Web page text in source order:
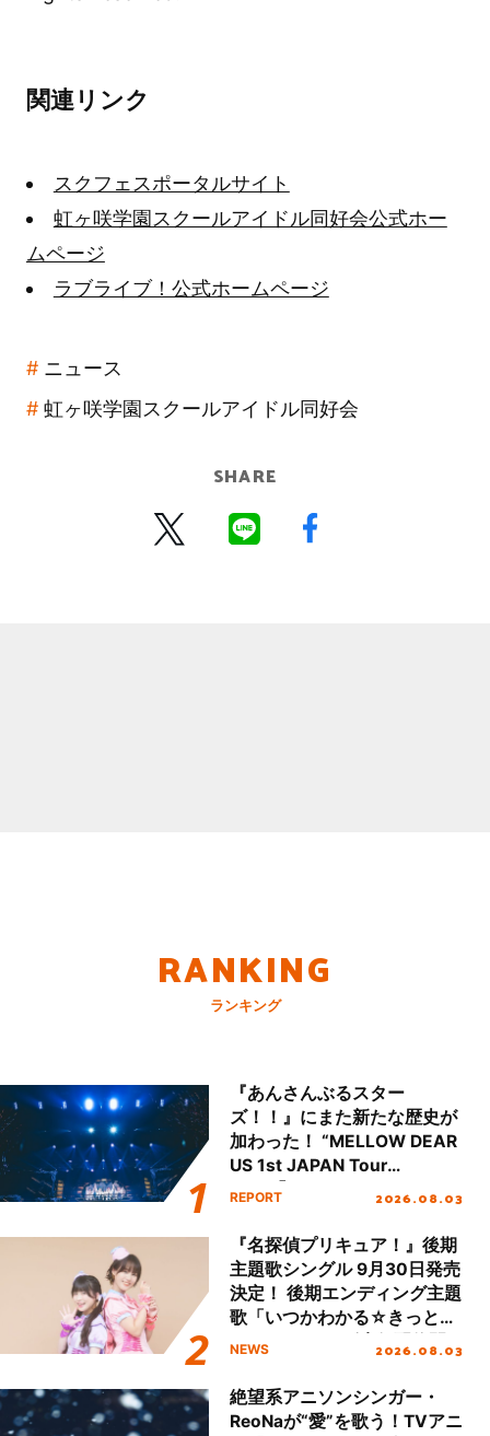
関連リンク
スクフェスポータルサイト
虹ヶ咲学園スクールアイドル同好会公式ホー
ムページ
ラブライブ！公式ホームページ
ニュース
虹ヶ咲学園スクールアイドル同好会
SHARE
RANKING
ランキング
『あんさんぶるスター
ズ！！』にまた新たな歴史が
加わった！ “MELLOW DEAR
US 1st JAPAN Tour
Final「NICE to meet YOU
ート!!
REPORT 2026.08.03
『名探偵プリキュア！』後期
主題歌シングル 9月30日発売
決定！ 後期エンディング主題
歌「いつかわかる☆きっとあ
える」TVサイズ先行配信開
NEWS 2026.08.03
絶望系アニソンシンガー・
ReoNaが“愛”を歌う！TVアニ